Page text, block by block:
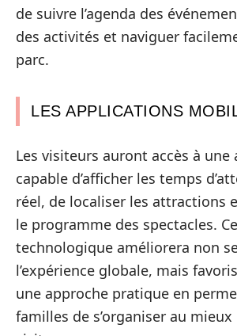
de suivre l’agenda des
des activités et naviguer
parc.
LES APPLICATIONS
Les visiteurs auront accès à
capable d’afficher les temps
réel, de localiser les attractions
le programme des spectacles.
technologique améliorera non
l’expérience globale, mais
une approche pratique en
familles de s’organiser au